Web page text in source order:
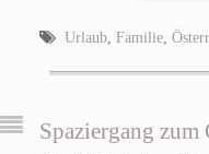
Urlaub, Familie,
Spaziergang zum